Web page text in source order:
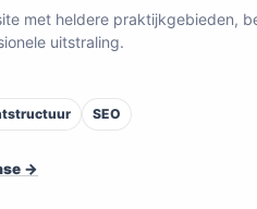
met heldere praktijkgebieden,
uitstraling.
SEO
→